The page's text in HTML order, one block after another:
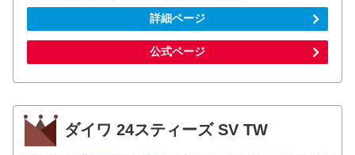
詳細ページ
公式ページ
ダイワ 24スティーズ SV TW